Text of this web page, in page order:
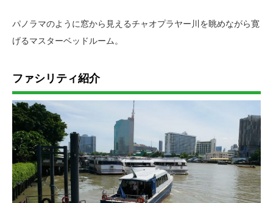
パノラマのように窓から見えるチャオプラヤー川を眺めながら寛
げるマスターベッドルーム。
ファシリティ紹介